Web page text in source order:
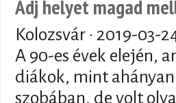
Adj helyet magad
Kolozsvár · 2019-03-
A 90-es évek elején,
diákok, mint
szobában, de volt